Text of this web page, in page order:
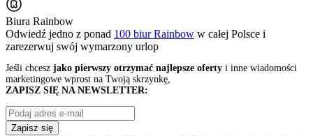
Biura Rainbow
Odwiedź jedno z ponad 100 biur Rainbow w całej Polsce i
zarezerwuj swój wymarzony urlop
Jeśli chcesz jako pierwszy otrzymać najlepsze oferty i inne wiadomości
marketingowe wprost na Twoją skrzynkę,
ZAPISZ SIĘ NA NEWSLETTER:
Zapisz się